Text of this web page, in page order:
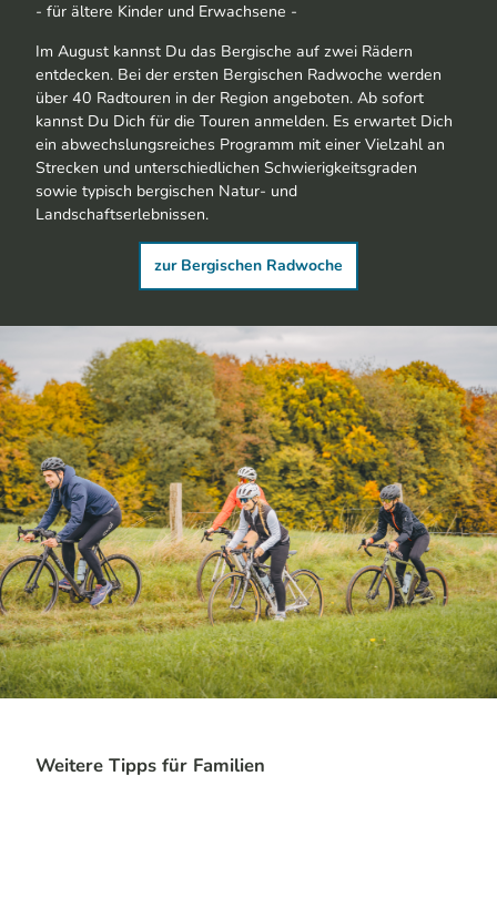
- für ältere Kinder und Erwachsene -
Im August kannst Du das Bergische auf zwei Rädern
entdecken. Bei der ersten Bergischen Radwoche werden
über 40 Radtouren in der Region angeboten. Ab sofort
kannst Du Dich für die Touren anmelden. Es erwartet Dich
ein abwechslungsreiches Programm mit einer Vielzahl an
Strecken und unterschiedlichen Schwierigkeitsgraden
sowie typisch bergischen Natur- und
Landschaftserlebnissen.
zur Bergischen Radwoche
Weitere Tipps für Familien